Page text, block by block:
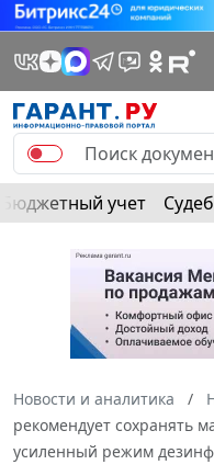
Бюджетный учет
Новости и аналитика
рекомендует сохранять
усиленный режим